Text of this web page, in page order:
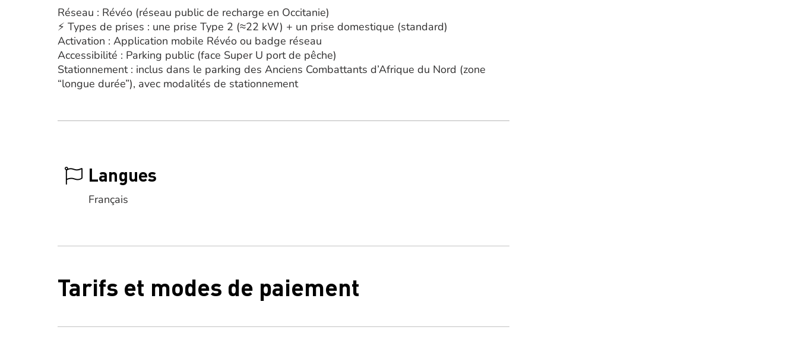
Réseau : Révéo (réseau public de recharge en Occitanie)
⚡ Types de prises : une prise Type 2 (≈22 kW) + un prise domestique (standard)
Activation : Application mobile Révéo ou badge réseau
Accessibilité : Parking public (face Super U port de pêche)
Stationnement : inclus dans le parking des Anciens Combattants d’Afrique du Nord (zone
“longue durée”), avec modalités de stationnement
Langues
Français
Tarifs et modes de paiement